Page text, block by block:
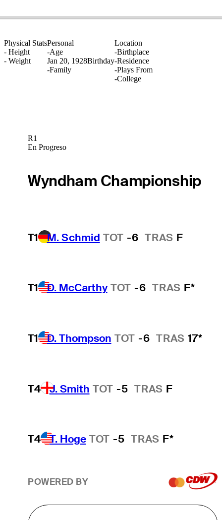
Physical Stats
- Height
- Weight
Location
-Birthplace
-Residence
-Plays From
-College
Personal
-Age
Jan 20, 1928Birthday
-Family
R1
En Progreso
Wyndham Championship
T1 M. Schmid TOT -6 TRAS F
T1 D. McCarthy TOT -6 TRAS F*
T1 D. Thompson TOT -6 TRAS 17*
T4 J. Smith TOT -5 TRAS F
T4 T. Hoge TOT -5 TRAS F*
POWERED BY